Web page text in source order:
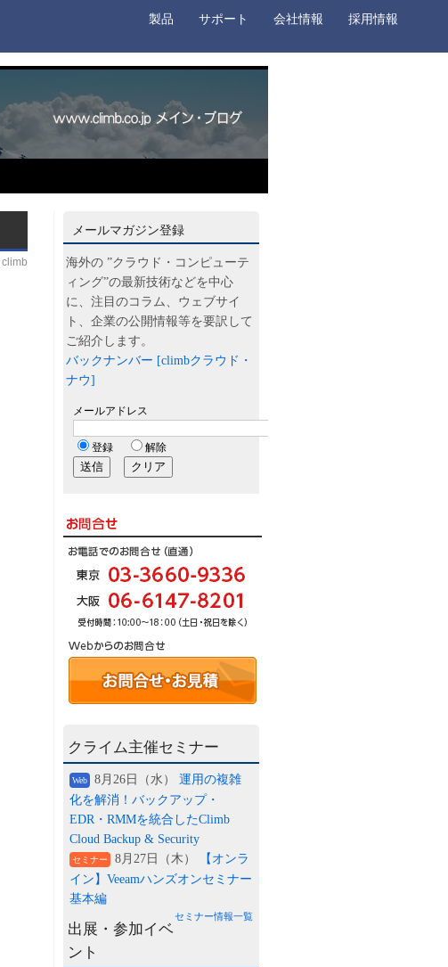
製品 サポート 会社情報 採用情報
climb
メールマガジン登録
海外の ”クラウド・コンピューテ
ィング”の最新技術などを中心
に、注目のコラム、ウェブサイ
ト、企業の公開情報等を要訳して
ご紹介します。
バックナンバー [climbクラウド・
ナウ]
クライム主催セミナー
Web 8月26日（水） 運用の複雑
化を解消！バックアップ・
EDR・RMMを統合したClimb
Cloud Backup & Security
セミナー 8月27日（木）
【オンラ
イン】Veeamハンズオンセミナー
基本編
セミナー情報一覧
出展・参加イベ
ント